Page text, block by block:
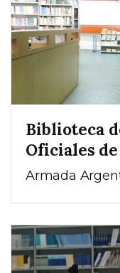
Biblioteca
Oficiales
Armada